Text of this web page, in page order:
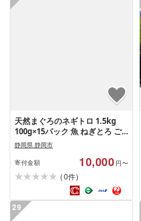
天然まぐろのネギトロ 1.5kg
100g×15パック 魚 ねぎとろ ご
はんのお供 丼 小分け 冷凍
10000 海の幸 ◆
静岡県 静岡市
寄付金額 10,000 円〜
(0件)
29